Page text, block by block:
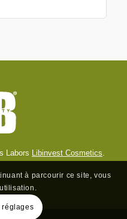
Labors Libinvest Cosmetics.
à parcourir ce site, vous
réglages